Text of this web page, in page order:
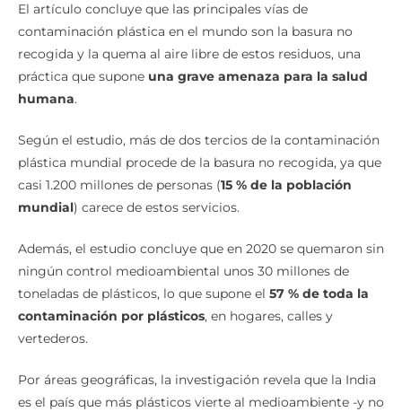
El artículo concluye que las principales vías de
contaminación plástica en el mundo son la basura no
recogida y la quema al aire libre de estos residuos, una
práctica que supone una grave amenaza para la salud
humana.
Según el estudio, más de dos tercios de la contaminación
plástica mundial procede de la basura no recogida, ya que
casi 1.200 millones de personas (15 % de la población
mundial) carece de estos servicios.
Además, el estudio concluye que en 2020 se quemaron sin
ningún control medioambiental unos 30 millones de
toneladas de plásticos, lo que supone el 57 % de toda la
contaminación por plásticos, en hogares, calles y
vertederos.
Por áreas geográficas, la investigación revela que la India
es el país que más plásticos vierte al medioambiente -y no